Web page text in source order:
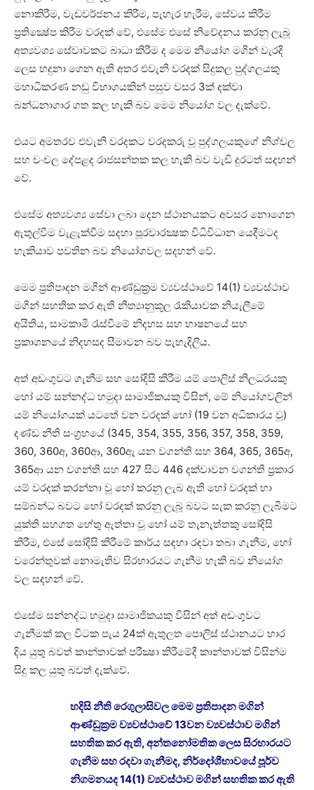
නොකිරීම, වැඩවර්ජනය කිරීම, පැහැර හැරීම, සේවය කිරීම
ප්‍රතික්‍ෂේප කිරීම වරදක් වේ, එසේම එසේ නිවේදනය කරනු ලැබූ
අත්‍යවශ්‍ය සේවාවකට බාධා කිරීම ද මෙම නියෝග මගින් වැරදි
ලෙස හදුනා ගෙන ඇති අතර එවැනි වරදක් සිදුකල පුද්ගලයකු
මහාධිකරණ නඩු විභාගයකින් පසුව වසර 3ක් දක්වා
බන්ධනාගාර ගත කල හැකි බව මෙම නියෝග වල දැක්වේ.
එයට අමතරව එවැනි වරදකට වරදකරු වූ පුද්ගලයකුගේ නිශ්චල
සහ චංචල දේපළද රාජසන්තක කල හැකි බව වැඩි දුරටත් සදහන්
වේ.
එසේම අත්‍යවශ්‍ය සේවා ලබා දෙන ස්ථානයකට අවසර නොගෙන
ඇතුල්වීම වැළැක්වීම සදහා පූරවාරක්‍ෂක විධිවිධාන යෙදීමටද
හැකියාව පවතින බව නියෝගවල සදහන් වේ.
මෙම ප්‍රතිපාදන මගින් ආණ්ඩුක්‍රම ව්‍යවස්ථාවේ 14(1) ව්‍යවස්ථාව
මගින් සහතික කර ඇති නීත්‍යානුකූල රැකියාවක නියැලීමේ
අයිතිය, සාමකාමී රැස්වීමේ නිදහස සහ භාෂනයේ සහ
ප්‍රකාශනයේ නිදහසද සීමාවන බව පැහැදිලිය.
අත් අඩංගුවට ගැනීම සහ සෝදිසි කිරීම යම් පොලිස් නිලධරයකු
හෝ යම් සන්නද්ධ හමුදා සාමාජිකයකු විසින්, මේ නියෝගවලින්
යම් නියෝගයක් යටතේ වන වරදක් හෝ (19 වන අධිකාරය වූ)
දණ්ඩ නීති සංග්‍රහයේ (345, 354, 355, 356, 357, 358, 359,
360, 360අ, 360ආ, 360ඇ යන වගන්ති සහ 364, 365, 365අ,
365ආ යන වගන්ති සහ 427 සිට 446 දක්වාවන වගන්ති ප්‍රකාර
යම් වරදක් කරන්නා වූ හෝ කරනු ලැබ ඇති හෝ වරදක් හා
සම්බන්ධ බවට හෝ වරදක් කරනු ලැබූ බවට සැක කරනු ලැබීමට
යුක්ති සහගත හේතු ඇත්තා වූ හෝ යම් තැනැත්තකු සෝදිසි
කිරීම, එසේ සෝදිසි කිරීමේ කාර්ය සඳහා රඳවා තබා ගැනීම, හෝ
වරෙන්තුවක් නොමැතිව සිරභාරයට ගැනීම හැකි බව නියෝග
වල සදහන් වේ.
එසේම සන්නද්ධ හමුදා සාමාජිකයකු විසින් අත් අඩංගුවට
ගැනීමක් කල විටක පැය 24ක් ඇතුලත පොලිස් ස්ථානයට භාර
දිය යුතු බවත් කාන්තාවක් පරීක්‍ෂා කිරීමේදී කාන්තාවක් විසින්ම
සිදු කල යුතු බවත් දැක්වේ.
හදිසි නීති රෙගුලාසිවල මෙම ප්‍රතිපාදන මගින්
ආණ්ඩුක්‍රම ව්‍යවස්ථාවේ 13වන ව්‍යවස්ථාව මගින්
සහතික කර ඇති, අන්තනෝමතික ලෙස සිරභාරයට
ගැනීම සහ රදවා ගැනීමද, නිර්දෝශීභාවයේ පූර්ව
නිගමනයද 14(1) ව්‍යවස්ථාව මගින් සහතික කර ඇති